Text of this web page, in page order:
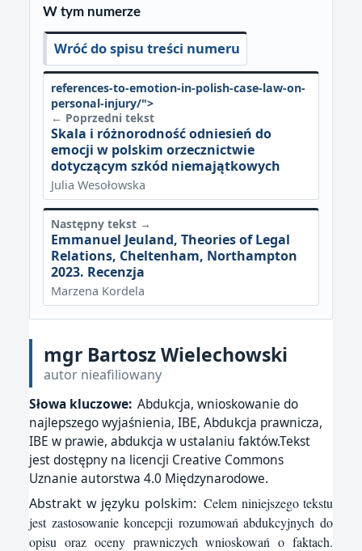
W tym numerze
Wróć do spisu treści numeru
references-to-emotion-in-polish-case-law-on-
personal-injury/">
← Poprzedni tekst
Skala i różnorodność odniesień do
emocji w polskim orzecznictwie
dotyczącym szkód niemajątkowych
Julia Wesołowska
Następny tekst →
Emmanuel Jeuland, Theories of Legal
Relations, Cheltenham, Northampton
2023. Recenzja
Marzena Kordela
mgr Bartosz Wielechowski
autor nieafiliowany
Słowa kluczowe: Abdukcja, wnioskowanie do
najlepszego wyjaśnienia, IBE, Abdukcja prawnicza,
IBE w prawie, abdukcja w ustalaniu faktów.Tekst
jest dostępny na licencji Creative Commons
Uznanie autorstwa 4.0 Międzynarodowe.
Abstrakt w języku polskim: Celem niniejszego tekstu
jest zastosowanie koncepcji rozumowań abdukcyjnych do
opisu oraz oceny prawniczych wnioskowań o faktach.